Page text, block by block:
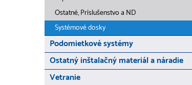
Ostatné, Príslušenstvo a ND
Systémové dosky
Podomietkové systémy
Ostatný inštalačný materiál a náradie
Vetranie